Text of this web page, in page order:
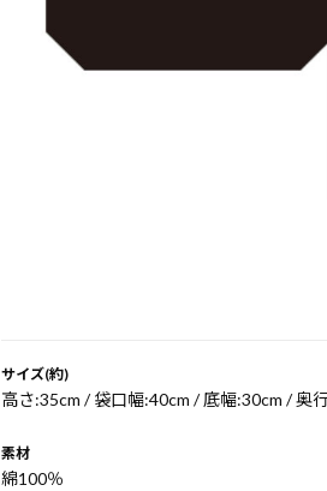
サイズ(約)
高さ:35cm / 袋口幅:40cm / 底幅:30cm / 奥
素材
綿100％